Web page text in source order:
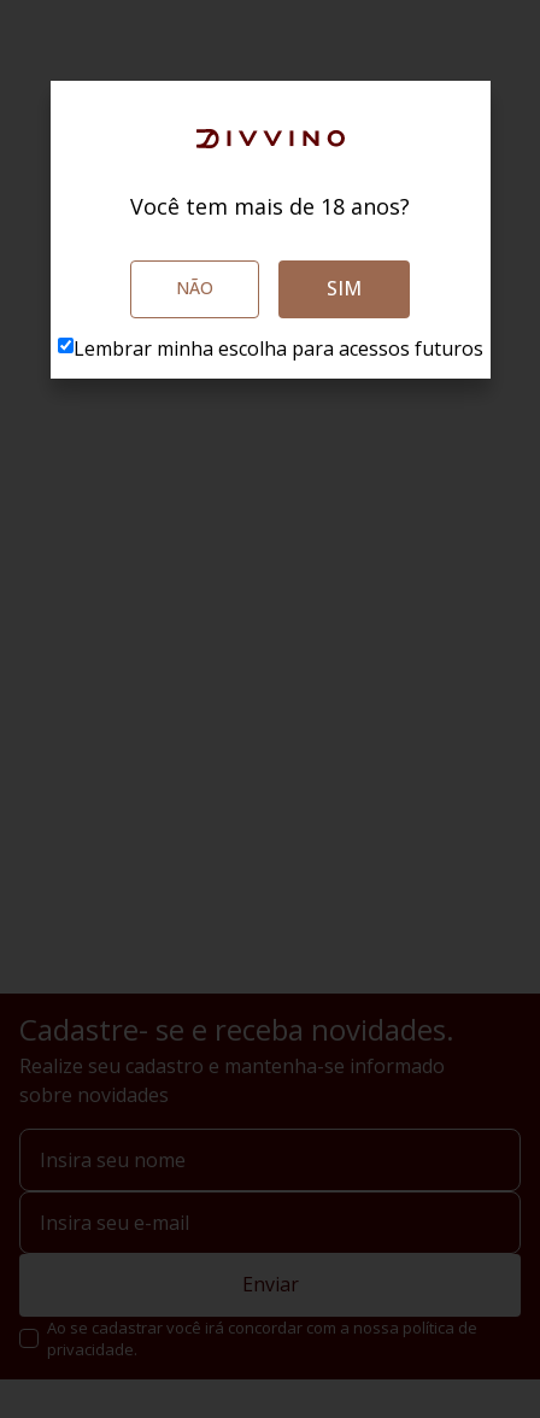
Cadastre- se e receba novidades.
Realize seu cadastro e mantenha-se informado
sobre novidades
Enviar
Ao se cadastrar você irá concordar com a nossa política de
privacidade.
Você tem mais de 18 anos?
NÃO SIM
Lembrar minha escolha para acessos futuros